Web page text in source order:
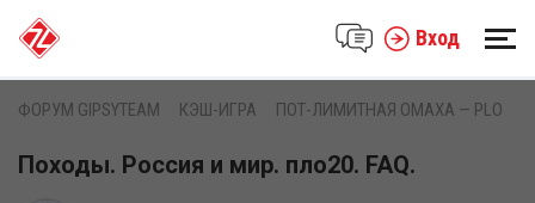
Вход
ФОРУМ GIPSYTEAM КЭШ-ИГРА ПОТ-ЛИМИТНАЯ ОМАХА — PLO
Походы. Россия и мир. пло20. FAQ.